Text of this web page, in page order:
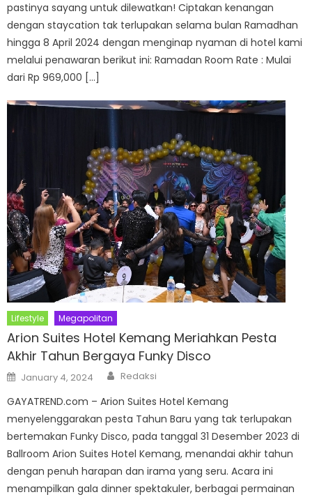
pastinya sayang untuk dilewatkan! Ciptakan kenangan
dengan staycation tak terlupakan selama bulan Ramadhan
hingga 8 April 2024 dengan menginap nyaman di hotel kami
melalui penawaran berikut ini: Ramadan Room Rate : Mulai
dari Rp 969,000 […]
Lifestyle Megapolitan
Arion Suites Hotel Kemang Meriahkan Pesta
Akhir Tahun Bergaya Funky Disco
Posted
on
January 4, 2024 Author
Redaksi
GAYATREND.com – Arion Suites Hotel Kemang
menyelenggarakan pesta Tahun Baru yang tak terlupakan
bertemakan Funky Disco, pada tanggal 31 Desember 2023 di
Ballroom Arion Suites Hotel Kemang, menandai akhir tahun
dengan penuh harapan dan irama yang seru. Acara ini
menampilkan gala dinner spektakuler, berbagai permainan